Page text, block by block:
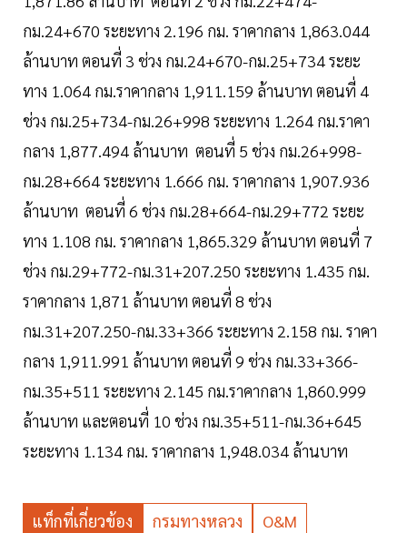
กม.24+670 ระยะทาง 2.196 กม. ราคากลาง 1,863.044
ล้านบาท ตอนที่ 3 ช่วง กม.24+670-กม.25+734 ระยะ
ทาง 1.064 กม.ราคากลาง 1,911.159 ล้านบาท ตอนที่ 4
ช่วง กม.25+734-กม.26+998 ระยะทาง 1.264 กม.ราคา
กลาง 1,877.494 ล้านบาท ตอนที่ 5 ช่วง กม.26+998-
กม.28+664 ระยะทาง 1.666 กม. ราคากลาง 1,907.936
ล้านบาท ตอนที่ 6 ช่วง กม.28+664-กม.29+772 ระยะ
ทาง 1.108 กม. ราคากลาง 1,865.329 ล้านบาท ตอนที่ 7
ช่วง กม.29+772-กม.31+207.250 ระยะทาง 1.435 กม.
ราคากลาง 1,871 ล้านบาท ตอนที่ 8 ช่วง
กม.31+207.250-กม.33+366 ระยะทาง 2.158 กม. ราคา
กลาง 1,911.991 ล้านบาท ตอนที่ 9 ช่วง กม.33+366-
กม.35+511 ระยะทาง 2.145 กม.ราคากลาง 1,860.999
ล้านบาท และตอนที่ 10 ช่วง กม.35+511-กม.36+645
ระยะทาง 1.134 กม. ราคากลาง 1,948.034 ล้านบาท
แท็กที่เกี่ยวข้อง กรมทางหลวง
O&M